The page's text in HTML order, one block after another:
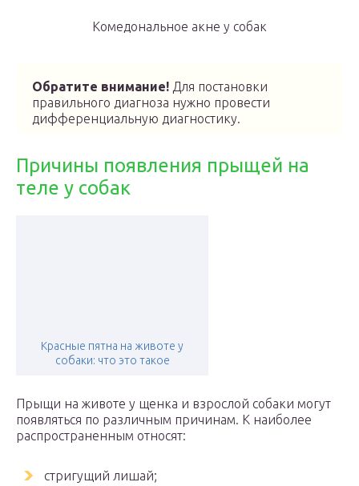
Комедональное акне у собак
Обратите внимание! Для постановки
правильного диагноза нужно провести
дифференциальную диагностику.
Причины появления прыщей на
теле у собак
Красные пятна на животе у
собаки: что это такое
Прыщи на животе у щенка и взрослой собаки могут
появляться по различным причинам. К наиболее
распространенным относят:
стригущий лишай;